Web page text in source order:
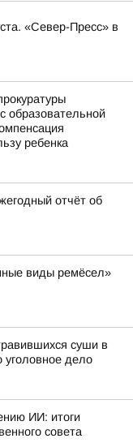
«Север-Пресс» в
образовательной
ребенка
отчёт об
виды ремёсел»
суши в
дело
ИИ: итоги
совета